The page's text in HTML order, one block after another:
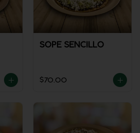
SOPE SENCILLO
$70.00